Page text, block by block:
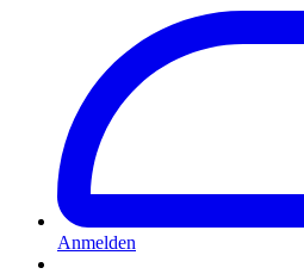
Anmelden